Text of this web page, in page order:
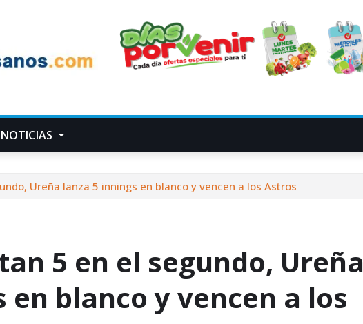
NOTICIAS
Ureña lanza 5 innings en blanco y vencen a los Astros
5 en el segundo, Ureña
en blanco y vencen a los